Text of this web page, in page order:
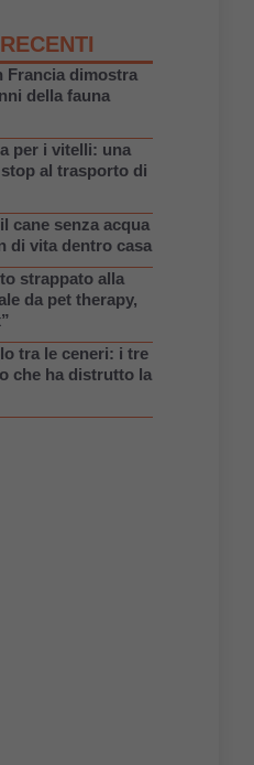
Francia dimostra
della fauna
per i vitelli: una
al trasporto di
cane senza acqua
di vita dentro casa
strappato alla
da pet therapy,
tra le ceneri: i tre
che ha distrutto la